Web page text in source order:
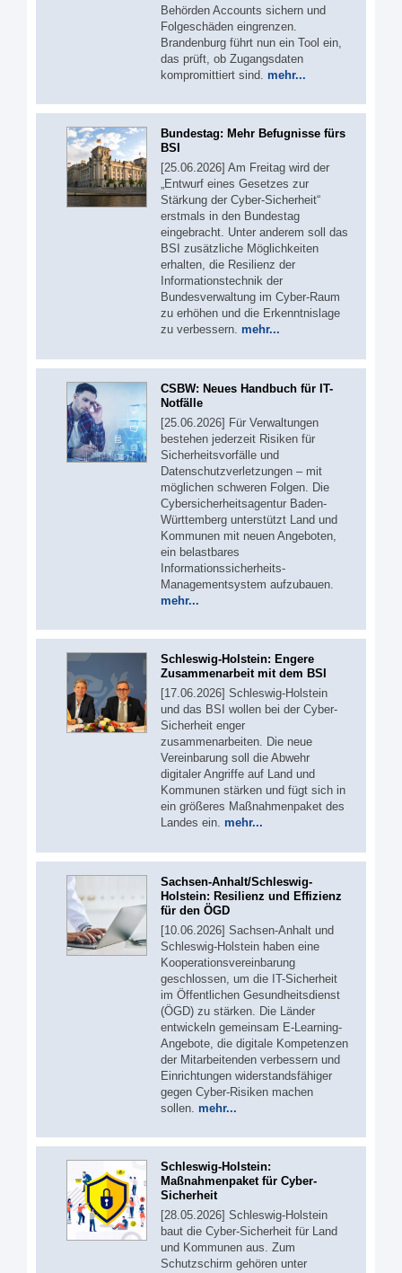
Behörden Accounts sichern und
Folgeschäden eingrenzen.
Brandenburg führt nun ein Tool ein,
das prüft, ob Zugangsdaten
kompromittiert sind. mehr...
Bundestag: Mehr Befugnisse fürs
BSI
[25.06.2026] Am Freitag wird der
„Entwurf eines Gesetzes zur
Stärkung der Cyber-Sicherheit“
erstmals in den Bundestag
eingebracht. Unter anderem soll das
BSI zusätzliche Möglichkeiten
erhalten, die Resilienz der
Informationstechnik der
Bundesverwaltung im Cyber-Raum
zu erhöhen und die Erkenntnislage
zu verbessern. mehr...
CSBW: Neues Handbuch für IT-
Notfälle
[25.06.2026] Für Verwaltungen
bestehen jederzeit Risiken für
Sicherheitsvorfälle und
Datenschutzverletzungen – mit
möglichen schweren Folgen. Die
Cybersicherheitsagentur Baden-
Württemberg unterstützt Land und
Kommunen mit neuen Angeboten,
ein belastbares
Informationssicherheits-
Managementsystem aufzubauen.
mehr...
Schleswig-Holstein: Engere
Zusammenarbeit mit dem BSI
[17.06.2026] Schleswig-Holstein
und das BSI wollen bei der Cyber-
Sicherheit enger
zusammenarbeiten. Die neue
Vereinbarung soll die Abwehr
digitaler Angriffe auf Land und
Kommunen stärken und fügt sich in
ein größeres Maßnahmenpaket des
Landes ein. mehr...
Sachsen-Anhalt/Schleswig-
Holstein: Resilienz und Effizienz
für den ÖGD
[10.06.2026] Sachsen-Anhalt und
Schleswig-Holstein haben eine
Kooperationsvereinbarung
geschlossen, um die IT-Sicherheit
im Öffentlichen Gesundheitsdienst
(ÖGD) zu stärken. Die Länder
entwickeln gemeinsam E-Learning-
Angebote, die digitale Kompetenzen
der Mitarbeitenden verbessern und
Einrichtungen widerstandsfähiger
gegen Cyber-Risiken machen
sollen. mehr...
Schleswig-Holstein:
Maßnahmenpaket für Cyber-
Sicherheit
[28.05.2026] Schleswig-Holstein
baut die Cyber-Sicherheit für Land
und Kommunen aus. Zum
Schutzschirm gehören unter